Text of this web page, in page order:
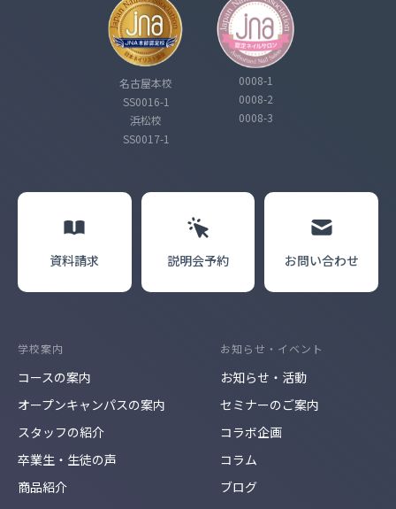
名古屋本校
SS0016-1
浜松校
SS0017-1
0008-1
0008-2
0008-3
資料請求 説明会予約 お問い合わせ
学校案内
コースの案内
オープンキャンパスの案内
スタッフの紹介
卒業生・生徒の声
商品紹介
お知らせ・イベント
お知らせ・活動
セミナーのご案内
コラボ企画
コラム
ブログ